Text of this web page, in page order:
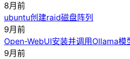
8月前
ubuntu创建raid磁盘阵列
9月前
Open-WebUI安装并调用Ollama模
9月前